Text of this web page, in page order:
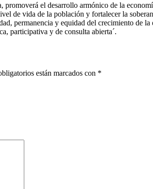
el desarrollo armónico de la
de vida de la población y fortalecer la
permanencia y equidad del crecimiento de la
participativa y de consulta abierta´.
están marcados con *